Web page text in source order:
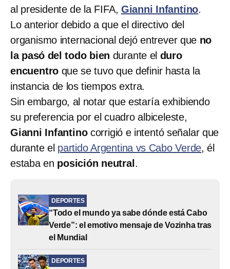
al presidente de la FIFA, Gianni Infantino.
Lo anterior debido a que el directivo del
organismo internacional dejó entrever que no
la pasó del todo bien durante el duro
encuentro que se tuvo que definir hasta la
instancia de los tiempos extra.
Sin embargo, al notar que estaría exhibiendo
su preferencia por el cuadro albiceleste,
Gianni Infantinocorrigió e intentó señalar que
durante el partido Argentina vs Cabo Verde, él
estaba en posición neutral .
DEPORTES
“Todo el mundo ya sabe dónde está Cabo
Verde”: el emotivo mensaje de Vozinha tras
el Mundial
DEPORTES